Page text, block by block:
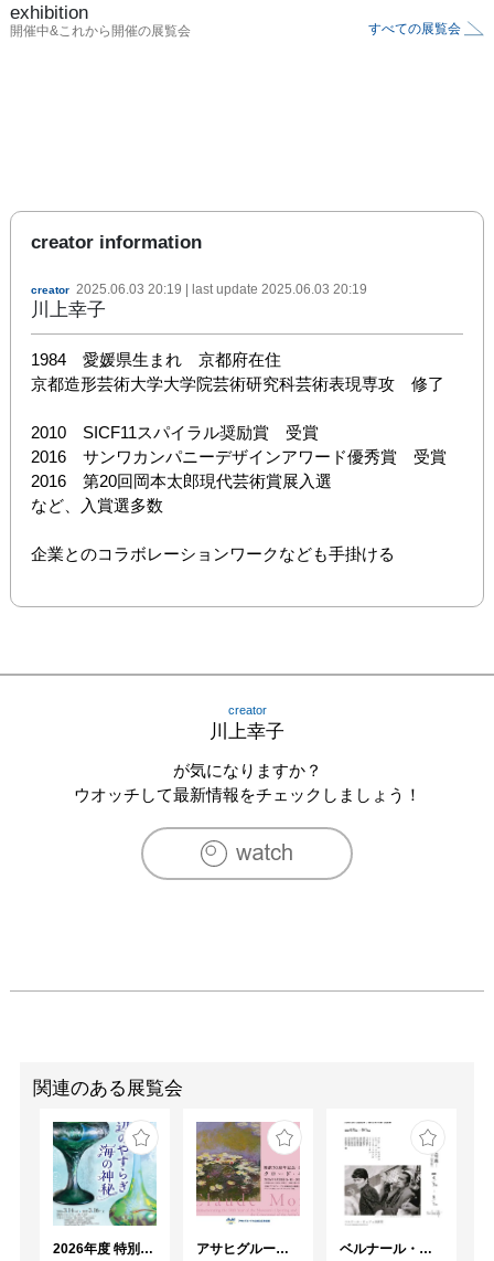
exhibition
開催中&これから開催の展覧会 すべての展覧会
creator information
creator 2025.06.03 20:19 | last update 2025.06.03 20:19
川上幸子
1984　愛媛県生まれ　京都府在住
京都造形芸術大学大学院芸術研究科芸術表現専攻　修了
2010　SICF11スパイラル奨励賞　受賞
2016　サンワカンパニーデザインアワード優秀賞　受賞
2016　第20回岡本太郎現代芸術賞展入選
など、入賞選多数
企業とのコラボレーションワークなども手掛ける
creator
川上幸子
が気になりますか？
ウオッチして最新情報をチェックしましょう！
関連のある展覧会
2026年度 特別展「ガレとドーム、アール･ヌーヴォーのガラス 水辺のやすらぎ、海の神秘」
アサヒグループ大山崎山荘美術館 開館30周年記念展「没後100年 クロード・モネ」
ベルナール・ビュフェと写真 ーカメラがとらえたビュフェとその時代、そして21 世紀へ